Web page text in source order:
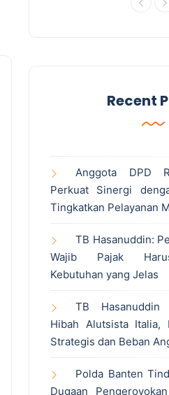
Recent
Anggota DPD
Perkuat Sinergi
Tingkatkan Pelayanan
TB Hasanuddin:
Wajib Pajak
Kebutuhan yang Jelas
TB Hasanuddin
Hibah Alutsista Italia,
Strategis dan Beban
Polda Banten
Dugaan